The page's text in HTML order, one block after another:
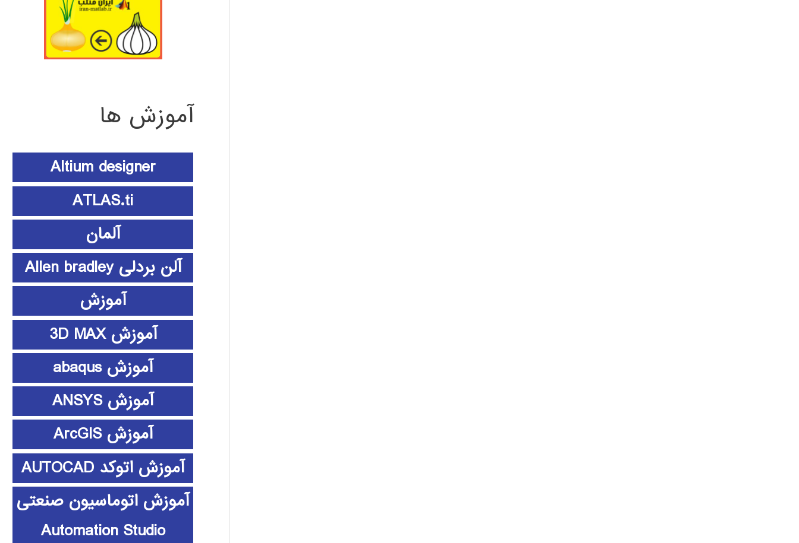
آموزش ها
Altium designer
ATLAS.ti
آلمان
آلن بردلی Allen bradley
آموزش
آموزش 3D MAX
آموزش abaqus
آموزش ANSYS
آموزش ArcGIS
آموزش اتوکد AUTOCAD
آموزش اتوماسیون صنعتی
Automation Studio